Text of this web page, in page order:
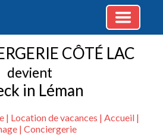
CÔTÉ LAC
devient
in Léman
| Location de vacances | Accueil |
| Conciergerie